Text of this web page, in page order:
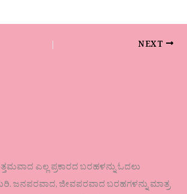
NEXT
ಎಲ್ಲ ಪ್ರಕಾರದ ಬರಹಳನ್ನು ಓದಲು
ಜನಪರವಾದ, ಜೀವಪರವಾದ ಬರಹಗಳನ್ನು ಮಾತ್ರ